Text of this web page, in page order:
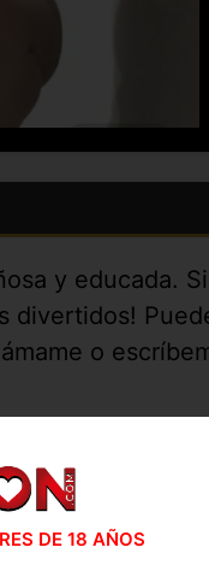
y educada.
o
y tendrás un
al
ESPECIFICAR
DE 18 AÑOS